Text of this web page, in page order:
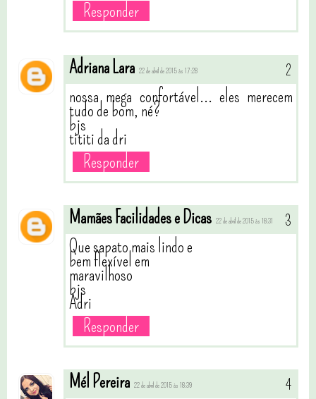
Responder
Adriana Lara 22 de abril de 2015 às 17:28
nossa mega confortável... eles merecem
tudo de bom, né?
bjs
tititi da dri
Responder
Mamães Facilidades e Dicas 22 de abril de 2015 às 18:31
Que sapato mais lindo e
bem flexível em
maravilhoso
bjs
Adri
Responder
Mél Pereira 22 de abril de 2015 às 18:39